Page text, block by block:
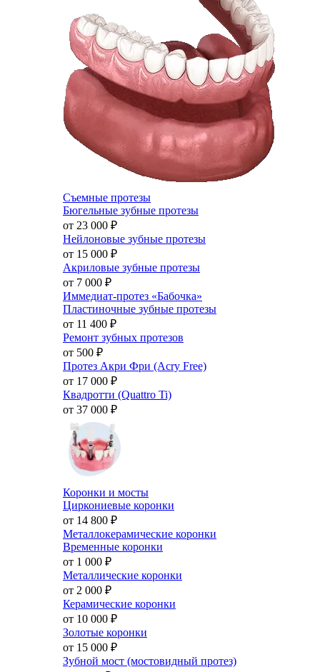
Съемные протезы
Бюгельные зубные протезы
от 23 000 ₽
Нейлоновые зубные протезы
от 15 000 ₽
Акриловые зубные протезы
от 7 000 ₽
Иммедиат-протез «Бабочка»
Пластиночные зубные протезы
от 11 400 ₽
Ремонт зубных протезов
от 500 ₽
Протез Акри Фри (Acry Free)
от 17 000 ₽
Квадротти (Quattro Ti)
от 37 000 ₽
Коронки и мосты
Циркониевые коронки
от 14 800 ₽
Металлокерамические коронки
Временные коронки
от 1 000 ₽
Металлические коронки
от 2 000 ₽
Керамические коронки
от 10 000 ₽
Золотые коронки
от 15 000 ₽
Зубной мост (мостовидный протез)